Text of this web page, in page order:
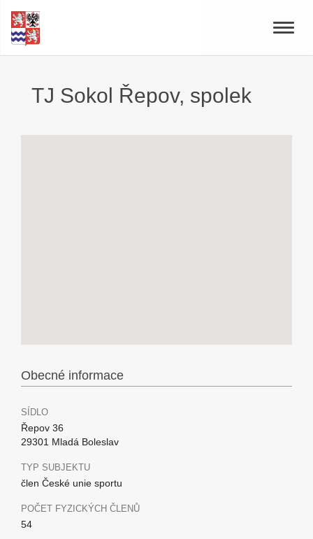
Toggle
TJ Sokol Řepov, spolek
Obecné informace
SÍDLO
Řepov 36
29301 Mladá Boleslav
TYP SUBJEKTU
člen České unie sportu
POČET FYZICKÝCH ČLENŮ
54